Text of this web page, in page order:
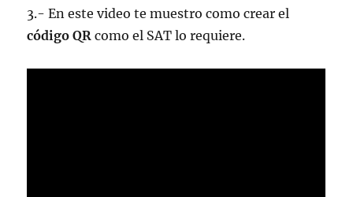
3.- En este video te muestro como crear el
código QR como el SAT lo requiere.